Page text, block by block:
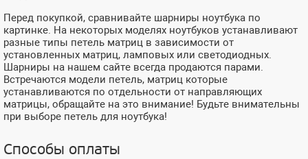
Перед покупкой, сравнивайте шарниры ноутбука по
картинке. На некоторых моделях ноутбуков устанавливают
разные типы петель матриц в зависимости от
установленных матриц, ламповых или светодиодных.
Шарниры на нашем сайте всегда продаются парами.
Встречаются модели петель, матриц которые
устанавливаются по отдельности от направляющих
матрицы, обращайте на это внимание! Будьте внимательны
при выборе петель для ноутбука!
Способы оплаты